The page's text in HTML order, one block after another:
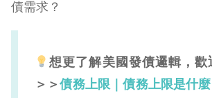
債需求？
想更了解美國發債邏輯，歡
＞＞債務上限｜債務上限是什